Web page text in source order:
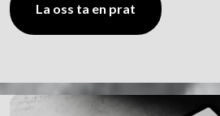
La oss ta en prat